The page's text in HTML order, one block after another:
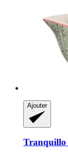
Ajouter
Tranquillo